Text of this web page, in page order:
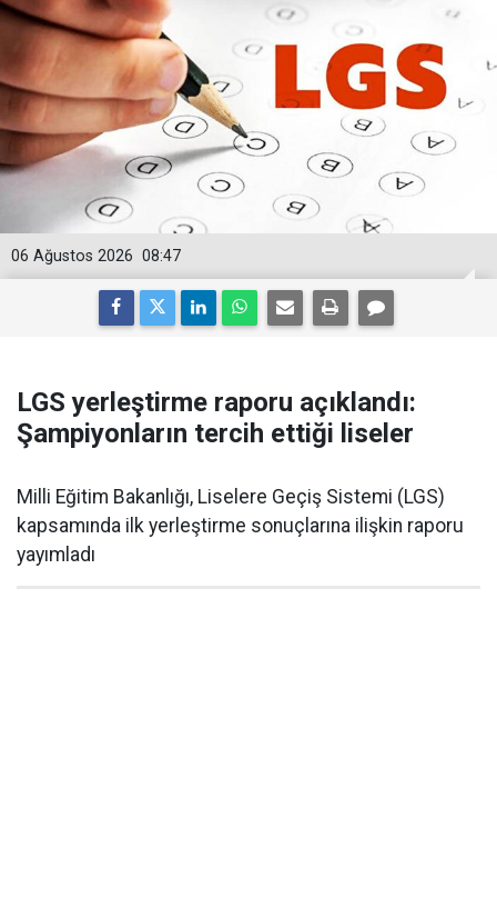
08:47
06 Ağustos 2026
LGS yerleştirme raporu açıklandı:
Şampiyonların tercih ettiği liseler
Milli Eğitim Bakanlığı, Liselere Geçiş Sistemi (LGS)
kapsamında ilk yerleştirme sonuçlarına ilişkin raporu
yayımladı